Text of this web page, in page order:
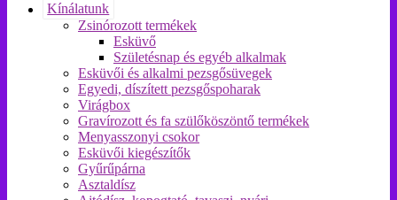
Kínálatunk
Zsinórozott termékek
Esküvő
Születésnap és egyéb alkalmak
Esküvői és alkalmi pezsgősüvegek
Egyedi, díszített pezsgőspoharak
Virágbox
Gravírozott és fa szülőköszöntő termékek
Menyasszonyi csokor
Esküvői kiegészítők
Gyűrűpárna
Asztaldísz